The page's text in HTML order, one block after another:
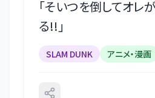
「そいつを倒してオレ
る!! 」
SLAM DUNK アニメ・漫画